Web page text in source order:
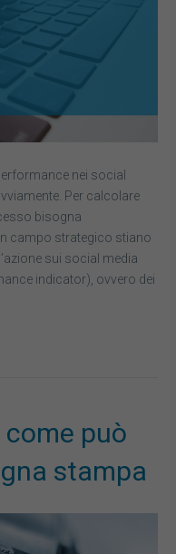
nei social
Per calcolare
bisogna
campo strategico stiano
sui social media
indicator), ovvero dei
può
stampa